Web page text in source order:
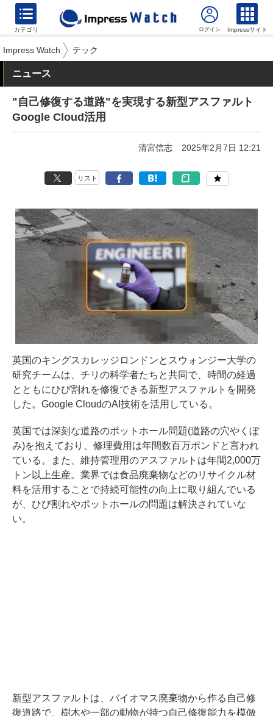
カテゴリ Impressサイト
Impress Watch テック
ニュース
"自己修復する道路"を実現する新型アスファルト
Google Cloud活用
清宮信志 2025年2月7日 12:21
リスト
英国のキングスカレッジロンドンとスウォンジー大学の
研究チームは、チリの科学者たちと共同で、時間の経過
とともにひび割れを修復できる新型アスファルトを開発
した。Google CloudのAI技術を活用している。
英国では深刻な道路のポットホール問題(道路の穴やくぼ
み)を抱えており、修理費用は年間数百万ポンドと言われ
ている。また、維持管理用のアスファルトは年間2,000万
トン以上生産。業界では食品廃棄物などのリサイクル材
料を活用することで持続可能性の向上に取り組んでいる
が、ひび割れやポットホールの問題は解決されていな
い。
新型アスファルトは、バイオマス廃棄物から作る自己修
復道路で、樹木や一部の動物が持つ自己修復能力を模倣